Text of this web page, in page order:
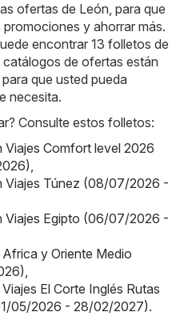
ofertas de León, para que
y ahorrar más.
encontrar 13 folletos de
de ofertas están
que usted pueda
necesita.
Consulte estos folletos:
Comfort level 2026
,
Viajes Túnez (08/07/2026 -
Viajes Egipto (06/07/2026 -
y Oriente Medio
,
El Corte Inglés Rutas
05/2026 - 28/02/2027).